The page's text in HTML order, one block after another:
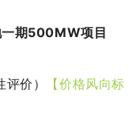
期500MW项目
评价 ）
【价格风向标